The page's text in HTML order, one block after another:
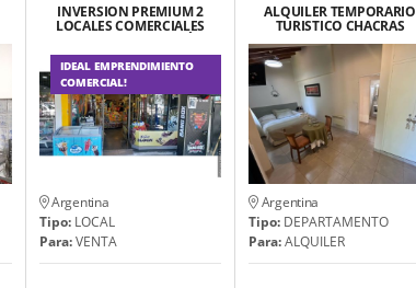
INVERSION PREMIUM 2
LOCALES COMERCIALES
TYAN
IDEAL EMPRENDIMIENTO
COMERCIAL!
Argentina
Tipo:LOCAL
Para:VENTA
ALQUILER TEMPORARIO
TURISTICO CHACRAS
APART MENDOZA
Argentina
Tipo: DEPARTAMENTO
Para:ALQUILER